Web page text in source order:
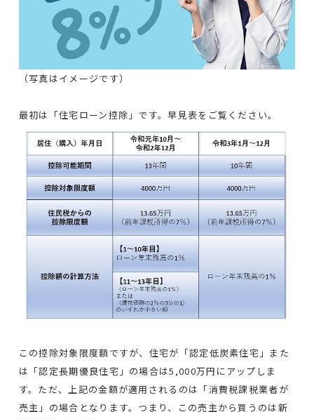
（写真はイメージです）
最初は「住宅ローン控除」です。早見表をご覧ください。
この控除対象限度額ですが、住宅が「認定低炭素住宅」また
は「認定長期優良住宅」の場合は5,000万円にアップしま
す。ただ、上記の金額が適用されるのは「消費税課税業者が
売主」の場合となります。つまり、この売主から買うのは新